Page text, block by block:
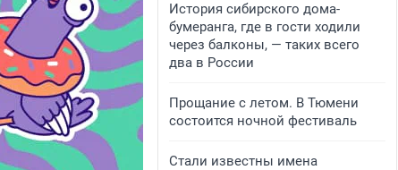
История сибирского дома-
бумеранга, где в гости ходили
через балконы, — таких всего
два в России
Прощание с летом. В Тюмени
состоится ночной фестиваль
Стали известны имена